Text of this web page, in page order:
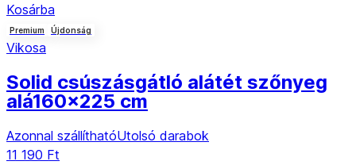
Kosárba
Premium Újdonság
Vikosa
Solid csúszásgátló alátét szőnyeg
alá160x225 cm
Azonnal szállíthatóUtolsó darabok
11 190 Ft